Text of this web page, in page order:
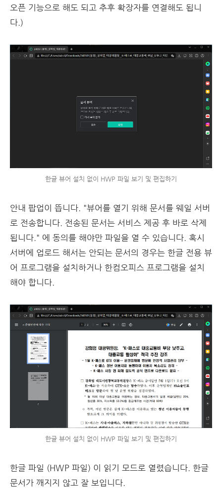
오픈 기능으로 해도 되고 추후 확장자를 연결해도 됩니
다.)
한글 뷰어 설치 없이 HWP 파일 보기 및 편집하기
안내 팝업이 뜹니다. "뷰어를 열기 위해 문서를 웨일 서버
로 전송합니다. 전송된 문서는 서비스 제공 후 바로 삭제
됩니다." 에 동의를 해야만 파일을 열 수 있습니다. 혹시
서버에 업로드 해서는 안되는 문서의 경우는 한글 전용 뷰
어 프로그램을 설치하거나 한컴오피스 프로그램을 설치
해야 합니다.
한글 뷰어 설치 없이 HWP 파일 보기 및 편집하기
한글 파일 (HWP 파일) 이 읽기 모드로 열렸습니다. 한글
문서가 깨지지 않고 잘 보입니다.